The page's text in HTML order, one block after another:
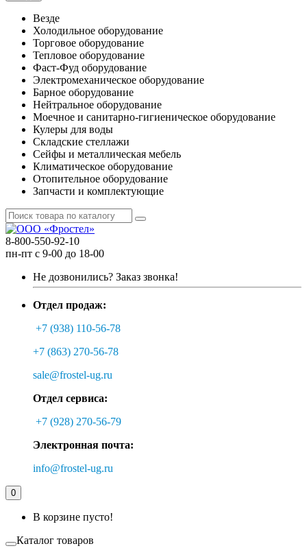
Везде
Холодильное оборудование
Торговое оборудование
Тепловое оборудование
Фаст-Фуд оборудование
Электромеханическое оборудование
Барное оборудование
Нейтральное оборудование
Моечное и санитарно-гигиеническое оборудование
Кулеры для воды
Складские стеллажи
Сейфы и металлическая мебель
Климатическое оборудование
Отопительное оборудование
Запчасти и комплектующие
8-800-550-92-10
пн-пт с 9-00 до 18-00
Не дозвонились? Заказ звонка!
Отдел продаж:
+7 (938) 110-56-78
+7 (863) 270-56-78
sale@frostel-ug.ru
Отдел сервиса:
+7 (928) 270-56-79
Электронная почта:
info@frostel-ug.ru
0
В корзине пусто!
Каталог товаров